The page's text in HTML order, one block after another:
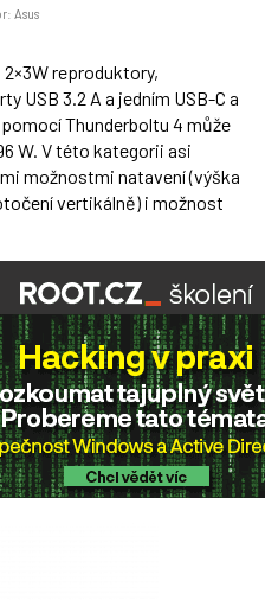
Asus
reproduktory,
USB 3.2 A a jedním USB-C a
Thunderboltu 4 může
W. V této kategorii asi
možnostmi natavení (výška
vertikálně) i možnost